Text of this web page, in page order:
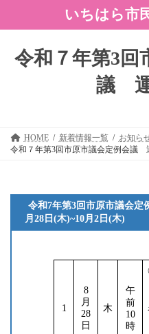
テ
ゲ
いちはら市
令和７年第3回
議
HOME 新着情報一覧
お知ら
令和７年第3回市原市議会定例会議
令和7年第3回市原市議会定
月28日(木)~10月2日(木)
1
8
月
28
日
木
午
前
10
時